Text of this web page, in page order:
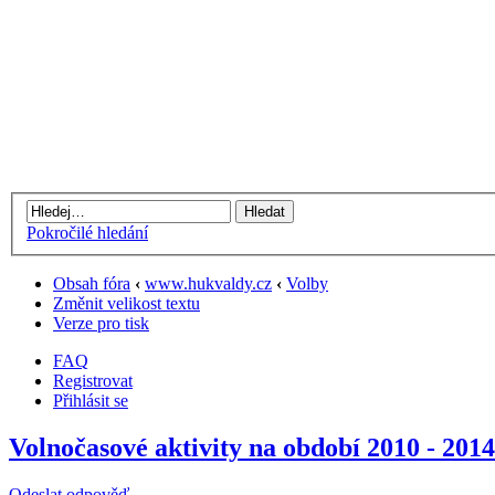
Pokročilé hledání
Obsah fóra ‹ www.hukvaldy.cz ‹ Volby
Změnit velikost textu
Verze pro tisk
FAQ
Registrovat
Přihlásit se
Volnočasové aktivity na období 2010 - 2014